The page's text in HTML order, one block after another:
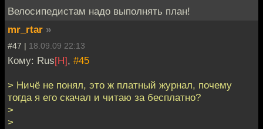
Велосипедистам надо выполнять план!
mr_rtar »
#47 | 18.09.09 22:13
Кому: Rus[H], #45
> Ничё не понял, это ж платный журнал, почему
тогда я его скачал и читаю за бесплатно?
>
>